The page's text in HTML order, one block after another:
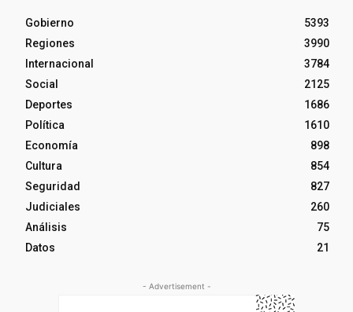
Gobierno
5393
Regiones
3990
Internacional
3784
Social
2125
Deportes
1686
Política
1610
Economía
898
Cultura
854
Seguridad
827
Judiciales
260
Análisis
75
Datos
21
- Advertisement -